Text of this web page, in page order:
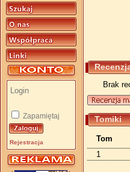
Zapamiętaj
Rejestracja
Brak
Tomiki
Tom
1